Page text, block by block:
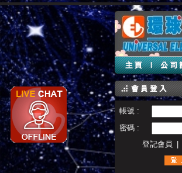
帳號 :
密碼 :
登記會員